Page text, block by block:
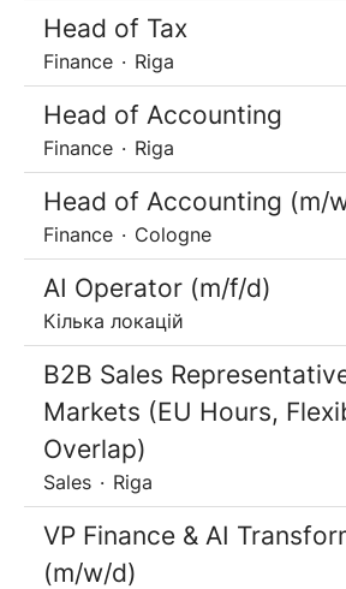
Head of Tax
Finance · Riga
Head of Accounting
Finance · Riga
Head of Accounting (m/
Finance · Cologne
AI Operator (m/f/d)
Кілька локацій
B2B Sales
Markets (EU Hours,
Overlap)
Sales · Riga
VP Finance & AI
(m/w/d)